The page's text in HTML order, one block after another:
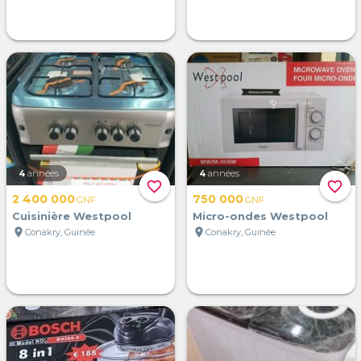
favorite_border
4 années
2 400 000GNF
Cuisinière Westpool
location_on Conakry, Guinée
favorite_border
4 années
750 000GNF
Micro-ondes Westpool
location_on Conakry, Guinée